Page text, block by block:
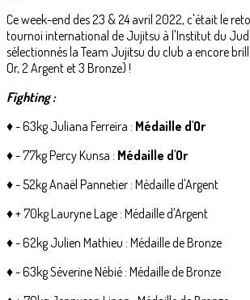
Ce week-end des 23 & 24 avril 2022, c'était le
tournoi international de Jujitsu à l'Institut du
sélectionnés la Team Jujitsu du club a encore
Or, 2 Argent et 3 Bronze) !
Fighting :
♦ - 63kg Juliana Ferreira : Médaille d'Or
♦ - 77kg Percy Kunsa : Médaille d'Or
♦ - 52kg Anaël Pannetier : Médaille d'Argent
♦ + 70kg Lauryne Lage : Médaille d'Argent
♦ - 62kg Julien Mathieu : Médaille de Bronze
♦ - 63kg Séverine Nébié : Médaille de Bronze